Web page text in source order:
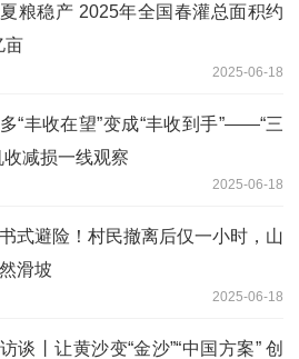
粮稳产 2025年全国春灌总面积约
亩
2025-06-18
“丰收在望”变成“丰收到手”——“三
收减损一线观察
2025-06-18
式避险！村民撤离后仅一小时，山
滑坡
2025-06-18
谈丨让黄沙变“金沙”“中国方案” 创